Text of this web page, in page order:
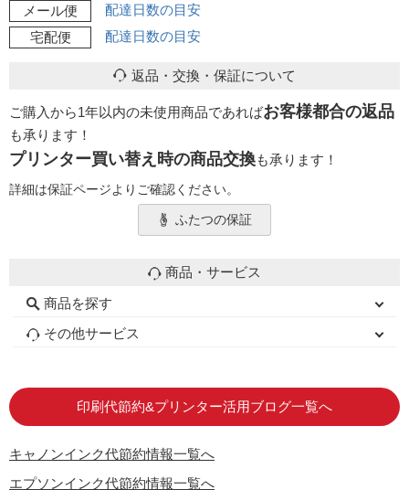
メール便
配達日数の目安
宅配便
配達日数の目安
返品・交換・保証について
ご購入から1年以内の未使用商品であればお客様都合の返品
も承ります！
プリンター買い替え時の商品交換も承ります！
詳細は保証ページよりご確認ください。
ふたつの保証
商品・サービス
商品を探す
初心者用セット
キャノンインク
エプソンインク
ブラザーインク
詰め替えインク
互換インクボトル
互換インクカートリッジ
再生インクカートリッジ
トナーカートリッジ
その他サービス
印刷代節約&プリンター活用ブログ一覧へ
キャノンインク代節約情報一覧へ
エプソンインク代節約情報一覧へ